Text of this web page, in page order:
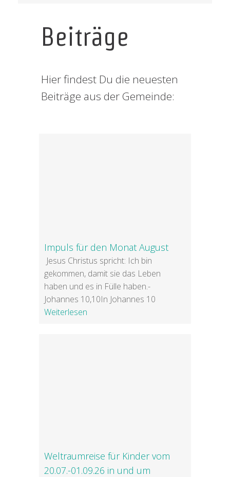
Beiträge
Hier findest Du die neuesten
Beiträge aus der Gemeinde:
Impuls für den Monat August
Jesus Christus spricht: Ich bin
gekommen, damit sie das Leben
haben und es in Fülle haben.-
Johannes 10,10In Johannes 10
Weiterlesen
Weltraumreise für Kinder vom
20.07.-01.09.26 in und um